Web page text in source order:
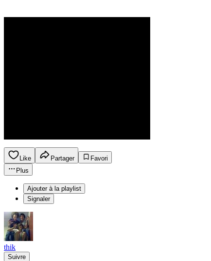
Like Partager
Favori
Plus
Ajouter à la playlist
Signaler
thik
Suivre